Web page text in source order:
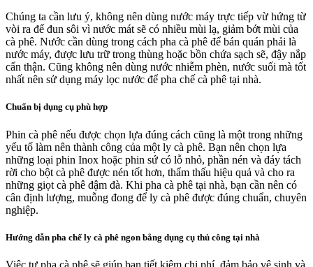
Chúng ta cần lưu ý, không nên dùng nước máy trực tiếp vừ hứng từ
vòi ra để đun sôi vì nước mát sẽ có nhiều mùi lạ, giảm bớt mùi của
cà phê. Nước cần dùng trong cách pha cà phê để bán quán phải là
nước máy, được lưu trữ trong thùng hoặc bồn chứa sạch sẽ, đậy nắp
cẩn thận. Cũng không nên dùng nước nhiễm phèn, nước suối mà tốt
nhất nên sử dụng máy lọc nước để pha chế cà phê tại nhà.
Chuẩn bị dụng cụ phù hợp
Phin cà phê nếu được chọn lựa đúng cách cũng là một trong những
yếu tố làm nên thành công của một ly cà phê. Bạn nên chọn lựa
những loại phin Inox hoặc phin sứ có lỗ nhỏ, phần nén và đáy tách
rời cho bột cà phê được nén tốt hơn, thẩm thấu hiệu quả và cho ra
những giọt cà phê đậm đà. Khi pha cà phê tại nhà, bạn cần nên có
cân định lượng, muỗng đong để ly cà phê được đúng chuẩn, chuyên
nghiệp.
Hướng dẫn pha chế ly cà phê ngon bằng dụng cụ thủ công tại nhà
Việc tự pha cà phê sẽ giúp bạn tiết kiệm chi phí, đảm bảo vệ sinh và